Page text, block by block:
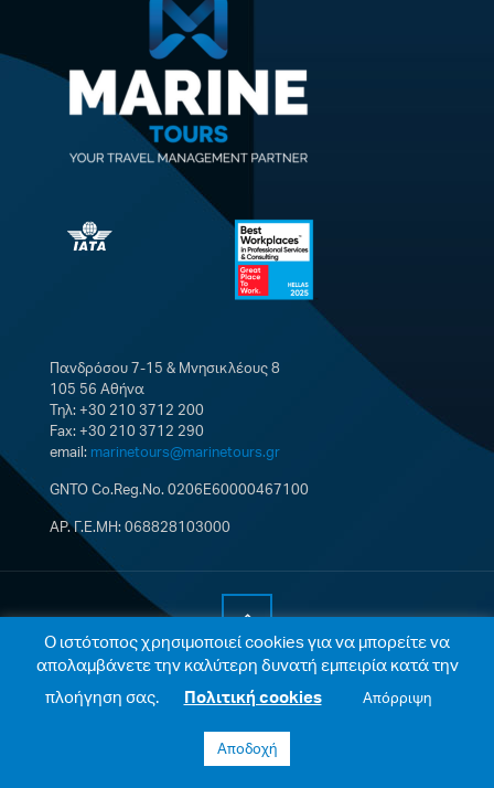
Πανδρόσου 7-15 & Μνησικλέους 8
105 56 Αθήνα
Τηλ: +30 210 3712 200
Fax: +30 210 3712 290
email: marinetours@marinetours.gr
GNTO Co.Reg.No. 0206E60000467100
ΑΡ. Γ.Ε.ΜΗ: 068828103000
© 2021 Marine Tours Single Member S.A. All Rights
Reserved |
Cookies Policy|Privacy Policy
| Web
Ο ιστότοπος χρησιμοποιεί cookies για να μπορείτε να
απολαμβάνετε την καλύτερη δυνατή εμπειρία κατά την
πλοήγηση σας.
Πολιτική cookies Απόρριψη
Αποδοχή